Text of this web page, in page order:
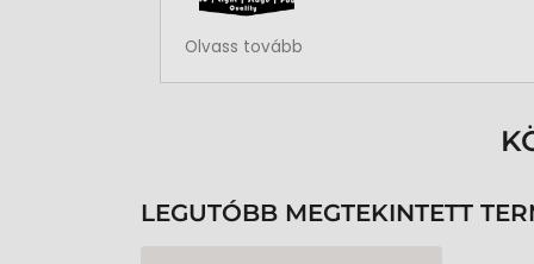
Rendben volt a rendelésem
Olvass tovább
LEGUTÓBB MEGTEKINTETT